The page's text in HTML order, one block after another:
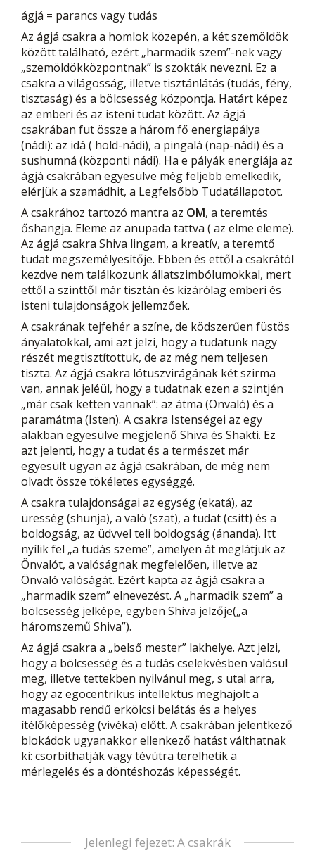
ágjá = parancs vagy tudás
Az ágjá csakra a homlok közepén, a két szemöldök
között található, ezért „harmadik szem”-nek vagy
„szemöldökközpontnak” is szokták nevezni. Ez a
csakra a világosság, illetve tisztánlátás (tudás, fény,
tisztaság) és a bölcsesség központja. Határt képez
az emberi és az isteni tudat között. Az ágjá
csakrában fut össze a három fő energiapálya
(nádi): az idá ( hold-nádi), a pingalá (nap-nádi) és a
sushumná (központi nádi). Ha e pályák energiája az
ágjá csakrában egyesülve még feljebb emelkedik,
elérjük a szamádhit, a Legfelsőbb Tudatállapotot.
A csakrához tartozó mantra az OM, a teremtés
őshangja. Eleme az anupada tattva ( az elme eleme).
Az ágjá csakra Shiva lingam, a kreatív, a teremtő
tudat megszemélyesítője. Ebben és ettől a csakrától
kezdve nem találkozunk állatszimbólumokkal, mert
ettől a szinttől már tisztán és kizárólag emberi és
isteni tulajdonságok jellemzőek.
A csakrának tejfehér a színe, de ködszerűen füstös
ányalatokkal, ami azt jelzi, hogy a tudatunk nagy
részét megtisztítottuk, de az még nem teljesen
tiszta. Az ágjá csakra lótuszvirágának két szirma
van, annak jeléül, hogy a tudatnak ezen a szintjén
„már csak ketten vannak”: az átma (Önvaló) és a
paramátma (Isten). A csakra Istenségei az egy
alakban egyesülve megjelenő Shiva és Shakti. Ez
azt jelenti, hogy a tudat és a természet már
egyesült ugyan az ágjá csakrában, de még nem
olvadt össze tökéletes egységgé.
A csakra tulajdonságai az egység (ekatá), az
üresség (shunja), a való (szat), a tudat (csitt) és a
boldogság, az üdvvel teli boldogság (ánanda). Itt
nyílik fel „a tudás szeme”, amelyen át meglátjuk az
Önvalót, a valóságnak megfelelően, illetve az
Önvaló valóságát. Ezért kapta az ágjá csakra a
„harmadik szem” elnevezést. A „harmadik szem” a
bölcsesség jelképe, egyben Shiva jelzője(„a
háromszemű Shiva”).
Az ágjá csakra a „belső mester” lakhelye. Azt jelzi,
hogy a bölcsesség és a tudás cselekvésben valósul
meg, illetve tettekben nyilvánul meg, s utal arra,
hogy az egocentrikus intellektus meghajolt a
magasabb rendű erkölcsi belátás és a helyes
ítélőképesség (vivéka) előtt. A csakrában jelentkező
blokádok ugyanakkor ellenkező hatást válthatnak
ki: csorbíthatják vagy tévútra terelhetik a
mérlegelés és a döntéshozás képességét.
Jelenlegi fejezet: A csakrák